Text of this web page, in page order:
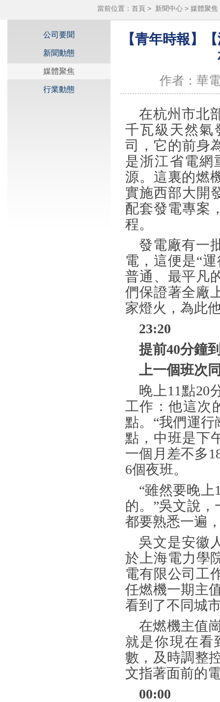
當前位置： 首頁 > 新聞中心 > 媒體聚焦
公司要聞
新聞動態
媒體聚焦
行業動態
【青年時報】
作者：華
在杭州市北
千瓦級天然氣
司，它的前身
是浙江省電網
源。這裏的燃
實施西部大開
配套發電專案
程。
發電廠有一
電，這便是“
普通、最平凡
們保證著全廠
家燈火，為此
23:20
提前40分鐘
上一個班次
晚上11點20
工作：他這次
點。“我們運
點，中班是下
一個月差不多
6個夜班。
“雖然要晚上
的。”吳文說
都要熟悉一遍
吳文是安徽
於上海電力學
電有限公司工
任燃機一期主
看到了不同城
在燃機主值
就是你現在看
數，及時調整
文指著面前的
00:00